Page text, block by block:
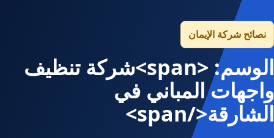
نصائح شركة الإيمان
الوسم: <span>شركة تنظيف
واجهات المباني في
الشارقة</span>